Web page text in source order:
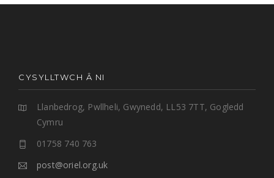
CYSYLLTWCH Â NI
Llanbedrog, Pwllheli, Gwynedd, LL53 7TT, Gogledd
Cymru
01758 740 763
post@oriel.org.uk